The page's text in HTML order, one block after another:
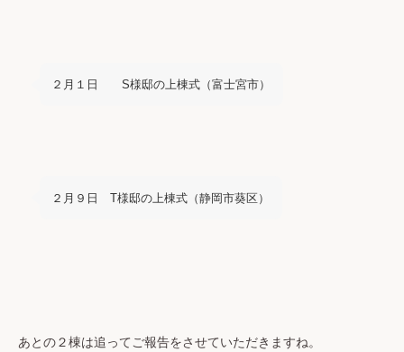
２月１日 S様邸の上棟式（富士宮市）
２月９日 T様邸の上棟式（静岡市葵区）
あとの２棟は追ってご報告をさせていただきますね。